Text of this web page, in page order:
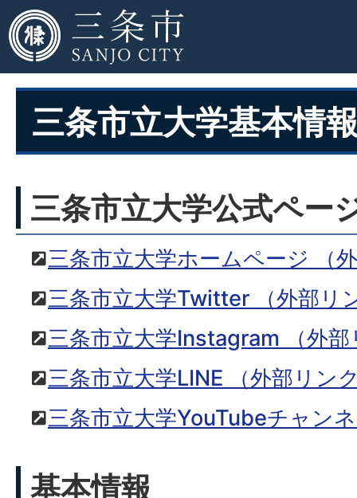
三条市立大学基本情
三条市立大学公式ペー
三条市立大学ホームページ
（
三条市立大学Twitter
（外部リ
三条市立大学Instagram
（外
三条市立大学LINE
（外部リン
三条市立大学YouTubeチャン
基本情報